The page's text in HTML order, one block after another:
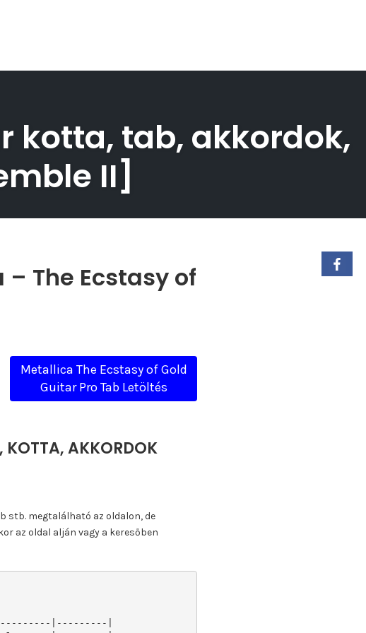
kotta, tab, akkordok,
II]
The Ecstasy of
Metallica The Ecstasy of Gold
Guitar Pro Tab Letöltés
AKKORDOK
stb. megtalálható az oldalon, de
az oldal alján vagy a keresőben
|---------|